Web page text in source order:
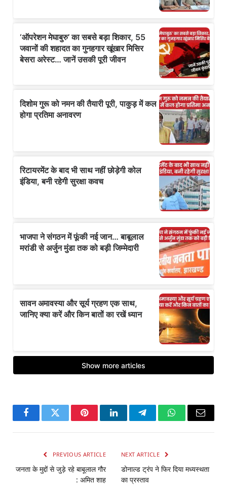
FacebookTwitter PinterestLinkedInTelegramWhatsApp
Email
PREVIOUS ARTICLE
जनता के मुद्दों से जुड़े रहे बाबूलाल गौर
: अमित शाह
NEXT ARTICLE
डोनाल्ड ट्रंप ने फिर दिया मध्यस्थता
का प्रस्ताव